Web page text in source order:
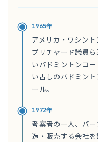
1965年
アメリカ・ワシン
プリチャード議員
いバドミントンコ
い古しのバドミン
ール。
1972年
考案者の一人、バ
造・販売する会社